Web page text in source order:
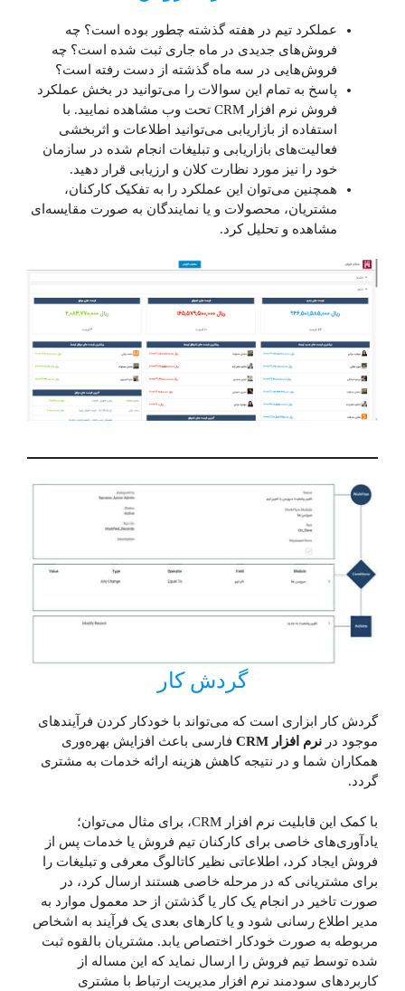
عملکرد تیم در هفته گذشته چطور بوده است؟ چه
فروش‌های جدیدی در ماه جاری ثبت شده است؟ چه
فروش‌هایی در سه ماه گذشته از دست رفته است؟
پاسخ به تمام این سوالات را می‌توانید در بخش عملکرد
فروش نرم افزار CRM تحت وب مشاهده نمایید. با
استفاده از بازاریابی می‌توانید اطلاعات و اثربخشی
فعالیت‌های بازاریابی و تبلیغات انجام شده در سازمان
خود را نیز مورد نظارت کلان و ارزیابی قرار دهید.
همچنین می‌توان این عملکرد را به تفکیک کارکنان،
مشتریان، محصولات و یا نمایندگان به صورت مقایسه‌ای
مشاهده و تحلیل کرد.
گردش کار
گردش کار ابزاری است که می‌تواند با خودکار کردن فرآیند‌های
موجود در نرم افزار CRM
فارسی باعث افزایش بهره‌وری
همکاران شما و در نتیجه کاهش هزینه ارائه خدمات به مشتری
گردد.
با کمک این قابلیت نرم افزار CRM، برای مثال می‌توان؛
یادآوری‌های خاصی برای کارکنان تیم فروش یا خدمات پس از
فروش ایجاد کرد، اطلاعاتی نظیر کاتالوگ معرفی و تبلیغات را
برای مشتریانی که در مرحله خاصی هستند ارسال کرد، در
صورت تاخیر در انجام یک کار یا گذشتن از حد معمول موارد به
مدیر اطلاع رسانی شود و یا کارهای بعدی یک فرآیند به اشخاص
مربوطه به صورت خودکار اختصاص یابد. مشتریان بالقوه ثبت
شده توسط تیم فروش را ارسال نماید که این مساله از
کاربردهای سودمند نرم افزار مدیریت ارتباط با مشتری